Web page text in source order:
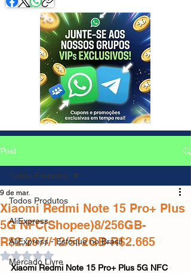
Post
Todos Produtos
AliExpress
AliExpress - Estoque no Brasil
Mercado Livre
Todos Produtos
Xiaomi Redmi Note 15 Pro+ Plus
5G NFC(Shopee)8/256GB-
R$2.297//12/512GB-R$2.665
9 de mar.
Avaliado com NaN de 5 estrelas.
Xiaomi Redmi Note 15 Pro+ Plus 5G NFC